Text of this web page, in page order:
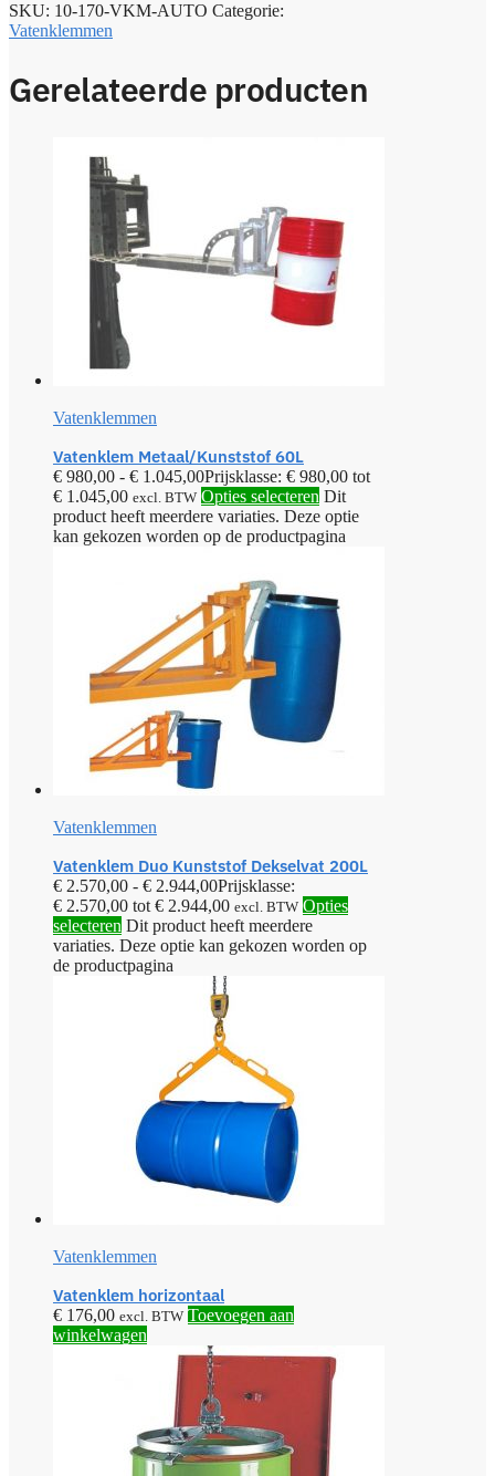
SKU: 10-170-VKM-AUTO Categorie:
Vatenklemmen
Gerelateerde producten
Vatenklemmen
Vatenklem Metaal/Kunststof 60L
€ 980,00 - € 1.045,00Prijsklasse: € 980,00 tot
€ 1.045,00 excl. BTW Opties selecteren Dit
product heeft meerdere variaties. Deze optie
kan gekozen worden op de productpagina
Vatenklemmen
Vatenklem Duo Kunststof Dekselvat 200L
€ 2.570,00 - € 2.944,00Prijsklasse:
€ 2.570,00 tot € 2.944,00 excl. BTW Opties
selecteren Dit product heeft meerdere
variaties. Deze optie kan gekozen worden op
de productpagina
Vatenklemmen
Vatenklem horizontaal
€ 176,00 excl. BTW Toevoegen aan
winkelwagen